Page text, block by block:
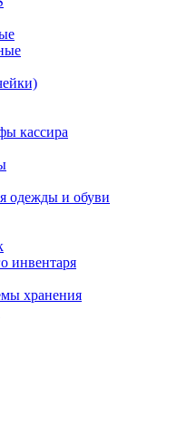
кассира
одежды и обуви
инвентаря
хранения